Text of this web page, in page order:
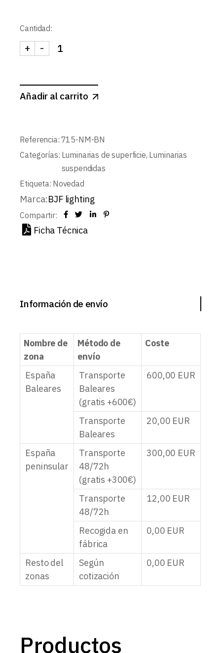
Cantidad:
FOCO SUSPENDIDO NEGRO MATE 30W 3000K
-
+
Añadir al carrito
Referencia: 715-NM-BN
Categorías: Luminarias de superficie, Luminarias
suspendidas
Etiqueta: Novedad
Marca:BJF lighting
Compartir:
Ficha Técnica
Información de envío
Nombre de
zona
Método de
envío
Coste
España
Baleares
Transporte
Baleares
(gratis +600€)
600,00 EUR
Transporte
Baleares
20,00 EUR
España
peninsular
Transporte
48/72h
(gratis +300€)
300,00 EUR
Transporte
48/72h
12,00 EUR
Recogida en
fábrica
0,00 EUR
Resto del
zonas
Según
cotización
0,00 EUR
Productos